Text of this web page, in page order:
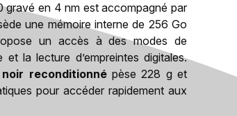
gravé en 4 nm est accompagné par
une mémoire interne de 256 Go
un accès à des modes de
la lecture d’empreintes digitales.
reconditionnépèse 228 g et
pour accéder rapidement aux